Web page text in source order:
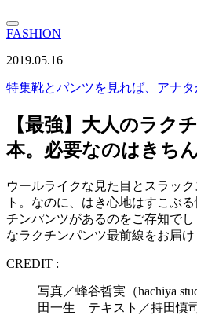
FASHION
2019.05.16
特集靴とパンツを見れば、アナタ
【最強】大人のラク
本。必要なのはきち
ウールライクな見た目とスラッ
ト。なのに、はき心地はすこぶ
チンパンツがあるのをご存知で
なラクチンパンツ最前線をお届け
CREDIT :
写真／蜂谷哲実（hachiya
田一生 テキスト／持田慎司